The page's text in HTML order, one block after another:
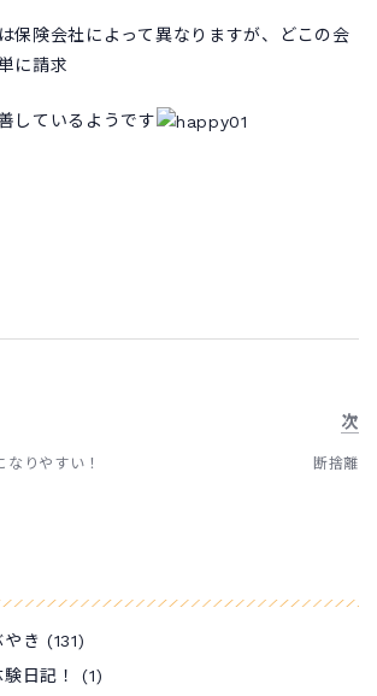
保険会社によって異なりますが、どこの会
に請求
しているようです
りやすい！
次
断捨離
やき (131)
日記！
(1)